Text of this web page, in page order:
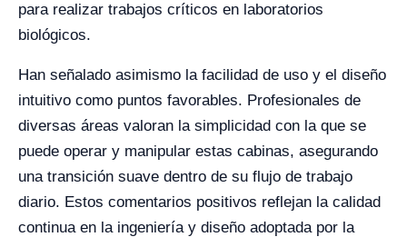
para realizar trabajos críticos en laboratorios
biológicos.
Han señalado asimismo la facilidad de uso y el diseño
intuitivo como puntos favorables. Profesionales de
diversas áreas valoran la simplicidad con la que se
puede operar y manipular estas cabinas, asegurando
una transición suave dentro de su flujo de trabajo
diario. Estos comentarios positivos reflejan la calidad
continua en la ingeniería y diseño adoptada por la